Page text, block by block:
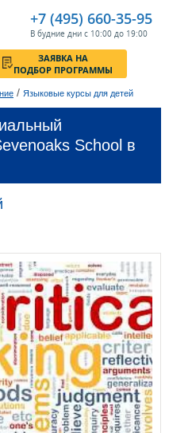
+7 (495) 660-35-95
В будние дни с 10:00 до 19:00
ЗАЯВКА НА
ПОДБОР ПРОГРАММЫ
/ Языковые курсы для детей
School в